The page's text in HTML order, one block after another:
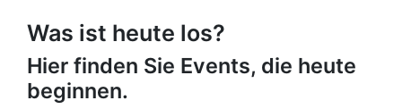
Was ist heute los?
Hier finden Sie Events, die heute
beginnen.